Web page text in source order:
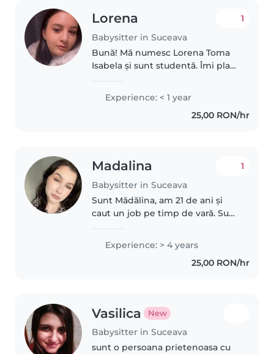
Lorena
Babysitter in Suceava
1
Bună! Mă numesc Lorena Toma
Isabela și sunt studentă. Îmi plac
persoană responsabilă, calmă și
veselă. Fiind studentă, am un
program flexibil și mă pot..
Experience: < 1 year
25,00 RON/hr
Madalina
Babysitter in Suceava
1
Sunt Mădălina, am 21 de ani și
caut un job pe timp de vară. Sunt
cuprinse între 0-7 ani. Am avut
grijă de băieți in majoritatea..
Experience: > 4 years
25,00 RON/hr
Vasilica New
Babysitter in Suceava
sunt o persoana prietenoasa cu